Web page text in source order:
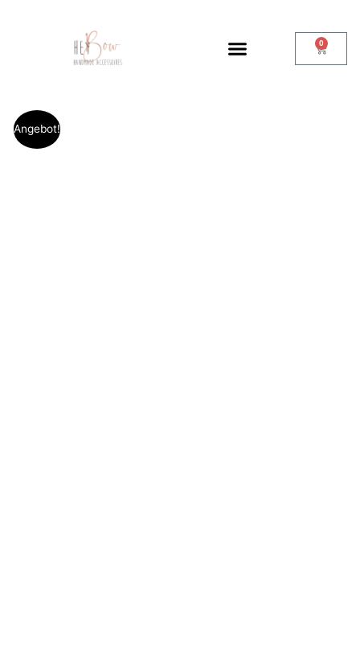
0
Angebot!